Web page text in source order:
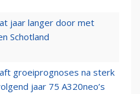
jaar langer door met
Schotland
groeiprognoses na sterk
jaar 75 A320neo’s